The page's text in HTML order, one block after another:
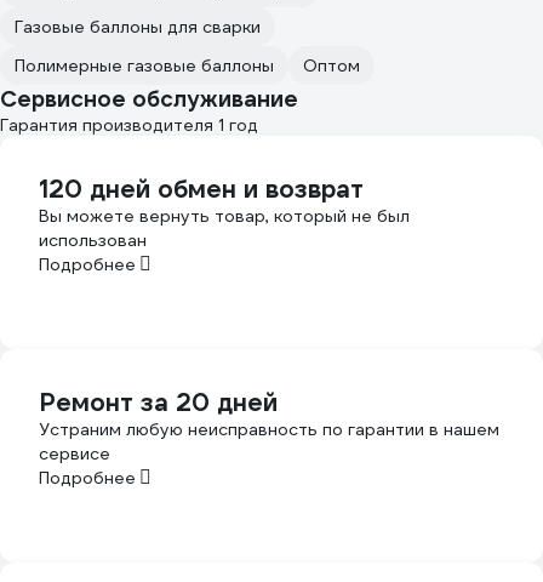
Газовые баллоны для сварки
Полимерные газовые баллоны
Оптом
Сервисное обслуживание
Гарантия производителя 1 год
120 дней обмен и возврат
Вы можете вернуть товар, который не был
использован
Подробнее
Ремонт за 20 дней
Устраним любую неисправность по гарантии в нашем
сервисе
Подробнее